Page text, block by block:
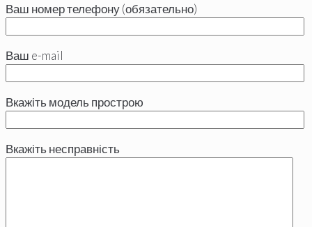
Ваш номер телефону (обязательно)
Ваш e-mail
Вкажіть модель прострою
Вкажіть несправність